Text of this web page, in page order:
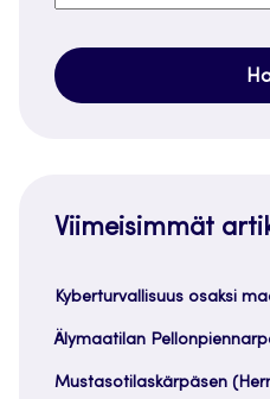
Viimeisimmät
Kyberturvallisuus osaksi
Älymaatilan
Mustasotilaskärpäsen